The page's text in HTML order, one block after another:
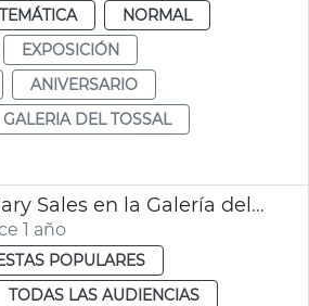
NORMAL
EXPOSICIÓN
ANIVERSARIO
GALERIA DEL TOSSAL
Exposición Mary Sales en la Galería del Tossal
1 año
POPULARES
TODAS LAS AUDIENCIAS